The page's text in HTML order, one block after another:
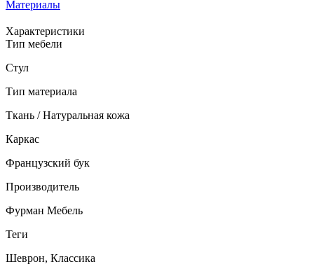
Материалы
Характеристики
Тип мебели
Стул
Тип материала
Ткань / Натуральная кожа
Каркас
Французский бук
Производитель
Фурман Мебель
Теги
Шеврон, Классика